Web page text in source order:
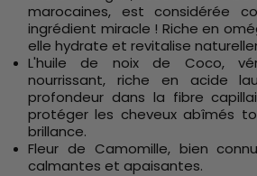
marocaines, est considérée
ingrédient miracle ! Riche en
elle hydrate et revitalise
L'huile de noix de Coco,
nourrissant, riche en acide
profondeur dans la fibre
protéger les cheveux abîmés
brillance.
Fleur de Camomille, bien
calmantes et apaisantes.